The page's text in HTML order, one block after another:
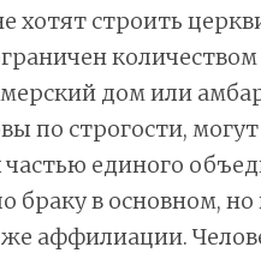
хотят строить
дом или
по строгости,
частью единого
в основном, но
аффилиации.